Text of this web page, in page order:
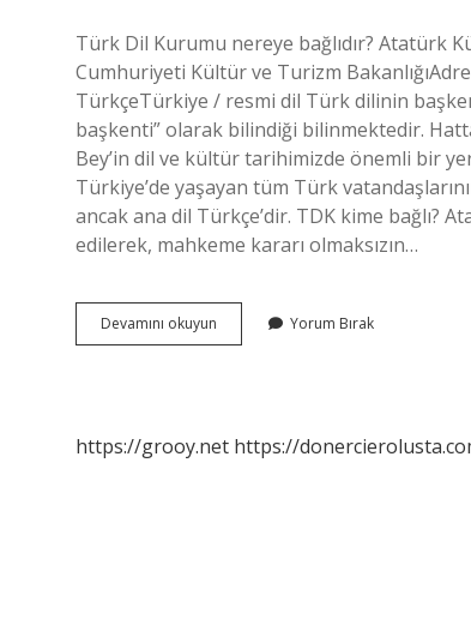
Türk Dil Kurumu nereye bağlıdır? Atatürk
Cumhuriyeti Kültür ve Turizm
TürkçeTürkiye / resmi dil Türk dilinin
başkenti” olarak bilindiği bilinmektedir.
Bey’in dil ve kültür tarihimizde önemli bir
Türkiye’de yaşayan tüm Türk
ancak ana dil Türkçe’dir. TDK kime bağlı?
edilerek, mahkeme kararı olmaksızın…
Devamını okuyun
Dili
Yorum Bırak
https://grooy.net https://